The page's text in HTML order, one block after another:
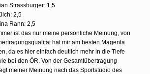
Strassburger: 1,5
2,5
Rann: 2,5
ist das nur meine persönliche Meinung, von
hat mir am besten Magenta
da es hier einfach deutlich mehr in die Tiefe
bei den ÖR. Von der Gesamtübertragung
meiner Meinung nach das Sportstudio des